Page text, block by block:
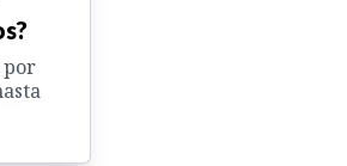
por